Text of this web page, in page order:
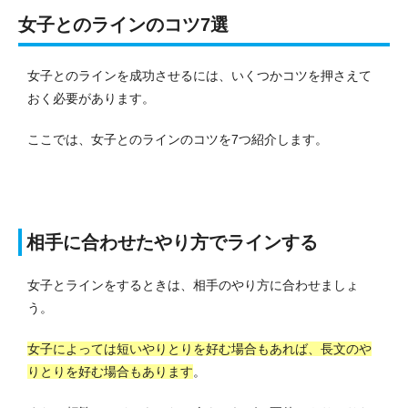
女子とのラインのコツ7選
女子とのラインを成功させるには、いくつかコツを押さえて
おく必要があります。
ここでは、女子とのラインのコツを7つ紹介します。
相手に合わせたやり方でラインする
女子とラインをするときは、相手のやり方に合わせましょ
う。
女子によっては短いやりとりを好む場合もあれば、長文のや
りとりを好む場合もあります。